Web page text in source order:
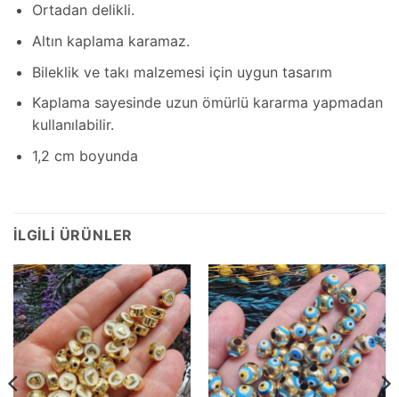
Ortadan delikli.
Altın kaplama karamaz.
Bileklik ve takı malzemesi için uygun tasarım
Kaplama sayesinde uzun ömürlü kararma yapmadan
kullanılabilir.
1,2 cm boyunda
İLGILI ÜRÜNLER